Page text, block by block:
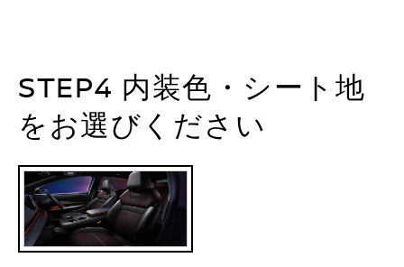
STEP4 内装色・シート地
をお選びください